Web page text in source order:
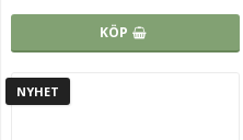
KÖP
NYHET